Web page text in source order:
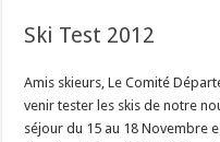
Ski Test 2012
Amis skieurs, Le Comité
venir tester les skis de notre
séjour du 15 au 18 Novembre